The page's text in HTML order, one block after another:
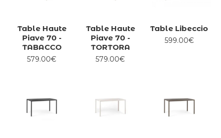
Table Haute
Piave 70 -
TABACCO
579.00€
Table Haute
Piave 70 -
TORTORA
579.00€
Table Libeccio
599.00€